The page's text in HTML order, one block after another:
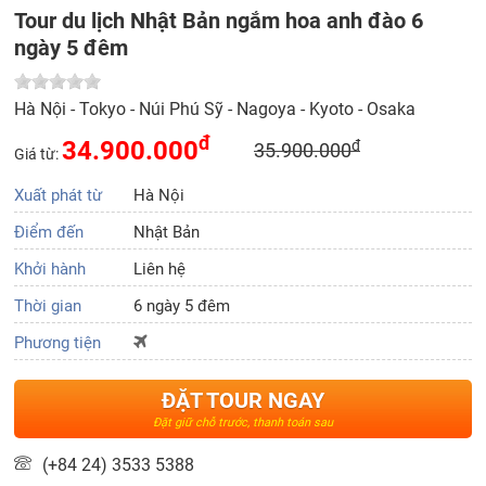
Tour du lịch Nhật Bản ngắm hoa anh đào 6
ngày 5 đêm
Hà Nội - Tokyo - Núi Phú Sỹ - Nagoya - Kyoto - Osaka
Giá từ:34.900.000đ 35.900.000đ
Xuất phát từ
Hà Nội
Điểm đến
Nhật Bản
Khởi hành
Liên hệ
Thời gian
6 ngày 5 đêm
Phương tiện
ĐẶT TOUR NGAY
Đặt giữ chỗ trước, thanh toán sau
(+84 24) 3533 5388